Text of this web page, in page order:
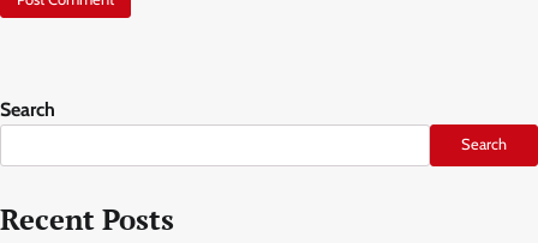
Search
Search
Recent Posts